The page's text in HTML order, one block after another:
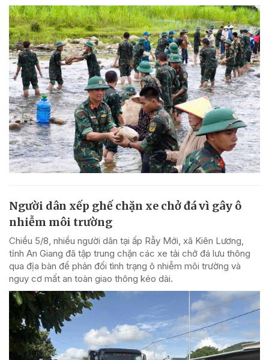
Người dân xếp ghế chặn xe chở đá vì gây ô
nhiễm môi trường
Chiều 5/8, nhiều người dân tại ấp Rẫy Mới, xã Kiên Lương,
tỉnh An Giang đã tập trung chặn các xe tải chở đá lưu thông
qua địa bàn để phản đối tình trạng ô nhiễm môi trường và
nguy cơ mất an toàn giao thông kéo dài.